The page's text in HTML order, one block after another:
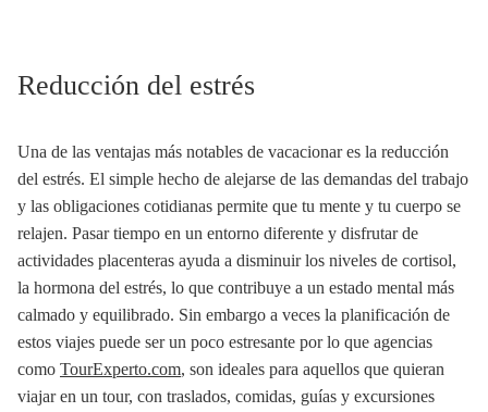
Reducción del estrés
Una de las ventajas más notables de vacacionar es la reducción
del estrés. El simple hecho de alejarse de las demandas del trabajo
y las obligaciones cotidianas permite que tu mente y tu cuerpo se
relajen. Pasar tiempo en un entorno diferente y disfrutar de
actividades placenteras ayuda a disminuir los niveles de cortisol,
la hormona del estrés, lo que contribuye a un estado mental más
calmado y equilibrado. Sin embargo a veces la planificación de
estos viajes puede ser un poco estresante por lo que agencias
como TourExperto.com, son ideales para aquellos que quieran
viajar en un tour, con traslados, comidas, guías y excursiones